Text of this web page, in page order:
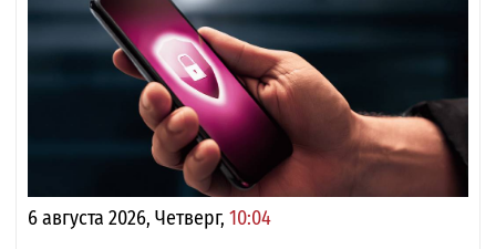
6 августа 2026, Четверг, 10:04